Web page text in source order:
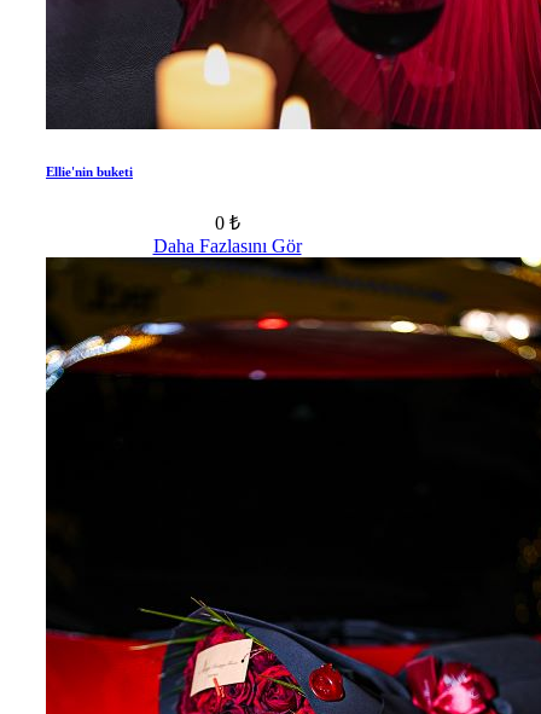
Ellie'nin buketi
0 ₺
Daha Fazlasını Gör